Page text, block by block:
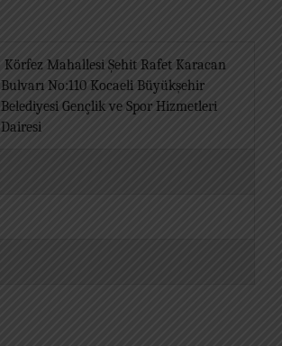
Körfez Mahallesi Şehit Rafet Karacan
Bulvarı No:110 Kocaeli Büyükşehir
Belediyesi Gençlik ve Spor Hizmetleri
Dairesi